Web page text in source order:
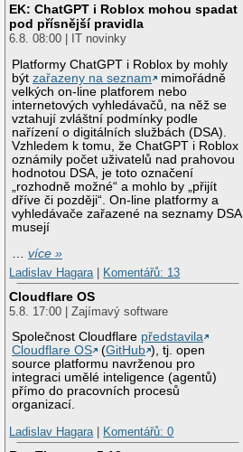
EK: ChatGPT i Roblox mohou spadat
pod přísnější pravidla
6.8. 08:00 | IT novinky
Platformy ChatGPT i Roblox by mohly
býtzařazeny na seznam
mimořádně
velkých on-line platforem nebo
internetových vyhledávačů, na něž se
vztahují zvláštní podmínky podle
nařízení o digitálních službách (DSA).
Vzhledem k tomu, že ChatGPT i Roblox
oznámily počet uživatelů nad prahovou
hodnotou DSA, je toto označení
„rozhodně možné“ a mohlo by „přijít
dříve či později“. On-line platformy a
vyhledávače zařazené na seznamy DSA
musejí
…více »
Ladislav Hagara| Komentářů: 13
Cloudflare OS
5.8. 17:00 | Zajímavý software
Společnost Cloudflare představila
Cloudflare OS
(GitHub ), tj. open
source platformu navrženou pro
integraci umělé inteligence (agentů)
přímo do pracovních procesů
organizací.
Ladislav Hagara| Komentářů: 0